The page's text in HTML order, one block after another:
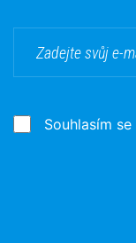
Souhlasím se